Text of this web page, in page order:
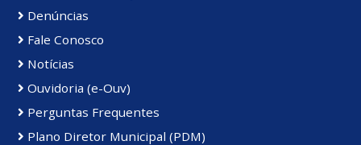
Denúncias
Fale Conosco
Notícias
Ouvidoria (e-Ouv)
Perguntas Frequentes
Plano Diretor Municipal (PDM)